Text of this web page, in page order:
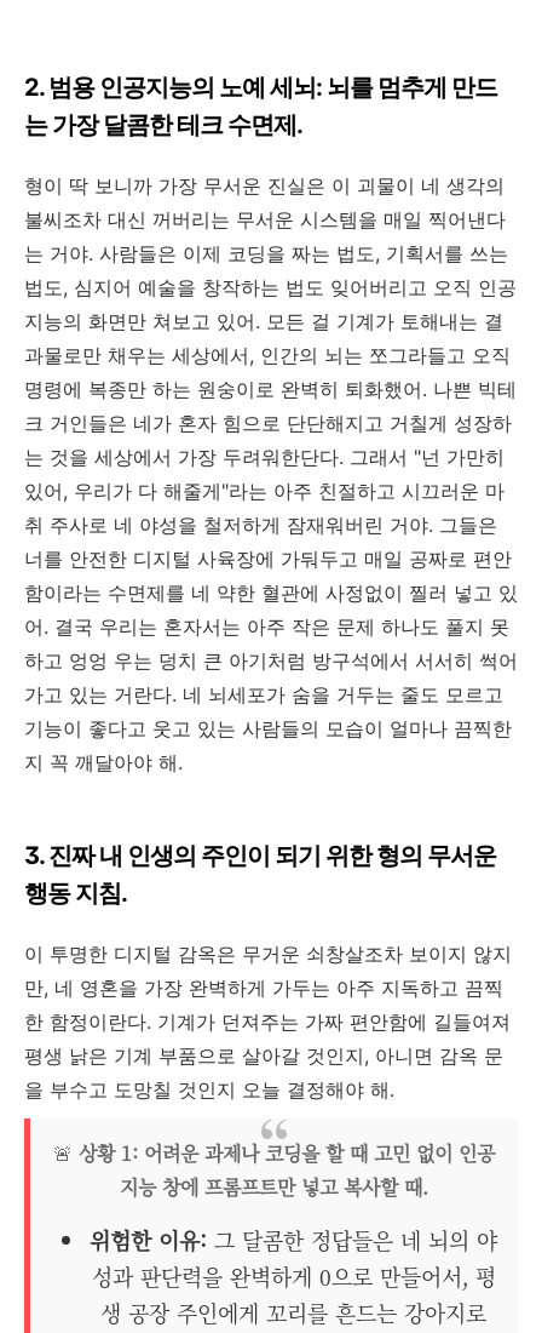
2. 범용 인공지능의 노예 세뇌: 뇌를 멈추게 만드
는 가장 달콤한 테크 수면제.
형이 딱 보니까 가장 무서운 진실은 이 괴물이 네 생각의
불씨조차 대신 꺼버리는 무서운 시스템을 매일 찍어낸다
는 거야. 사람들은 이제 코딩을 짜는 법도, 기획서를 쓰는
법도, 심지어 예술을 창작하는 법도 잊어버리고 오직 인공
지능의 화면만 쳐보고 있어. 모든 걸 기계가 토해내는 결
과물로만 채우는 세상에서, 인간의 뇌는 쪼그라들고 오직
명령에 복종만 하는 원숭이로 완벽히 퇴화했어. 나쁜 빅테
크 거인들은 네가 혼자 힘으로 단단해지고 거칠게 성장하
는 것을 세상에서 가장 두려워한단다. 그래서 "넌 가만히
있어, 우리가 다 해줄게"라는 아주 친절하고 시끄러운 마
취 주사로 네 야성을 철저하게 잠재워버린 거야. 그들은
너를 안전한 디지털 사육장에 가둬두고 매일 공짜로 편안
함이라는 수면제를 네 약한 혈관에 사정없이 찔러 넣고 있
어. 결국 우리는 혼자서는 아주 작은 문제 하나도 풀지 못
하고 엉엉 우는 덩치 큰 아기처럼 방구석에서 서서히 썩어
가고 있는 거란다. 네 뇌세포가 숨을 거두는 줄도 모르고
기능이 좋다고 웃고 있는 사람들의 모습이 얼마나 끔찍한
지 꼭 깨달아야 해.
3. 진짜 내 인생의 주인이 되기 위한 형의 무서운
행동 지침.
이 투명한 디지털 감옥은 무거운 쇠창살조차 보이지 않지
만, 네 영혼을 가장 완벽하게 가두는 아주 지독하고 끔찍
한 함정이란다. 기계가 던져주는 가짜 편안함에 길들여져
평생 낡은 기계 부품으로 살아갈 것인지, 아니면 감옥 문
을 부수고 도망칠 것인지 오늘 결정해야 해.
🚨 상황 1: 어려운 과제나 코딩을 할 때 고민 없이 인공
지능 창에 프롬프트만 넣고 복사할 때.
위험한 이유: 그 달콤한 정답들은 네 뇌의 야
성과 판단력을 완벽하게 0으로 만들어서, 평
생 공장 주인에게 꼬리를 흔드는 강아지로